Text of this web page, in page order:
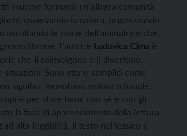
insieme formano un’allegra comunità
osservando la natura, organizzando
le storie dell’animatrice che,
librone. L’autrice Lodovica Cima è
che li coinvolgono e li divertono,
Sono storie semplici come
significa monotona, noiosa o banale,
per stare bene con sé e con gli
la fase di apprendimento della lettura
alta leggibilità, il testo nel lessico è